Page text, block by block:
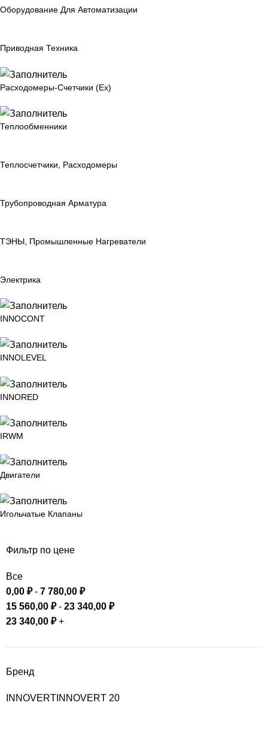
Оборудование Для Автоматизации
Приводная Техника
Расходомеры-Счетчики (Ex)
Теплообменники
Теплосчетчики, Расходомеры
Трубопроводная Арматура
ТЭНЫ, Промышленные Нагреватели
Электрика
INNOCONT
INNOLEVEL
INNORED
IRWM
Двигатели
Игольчатые Клапаны
Фильтр по цене
Все
0,00 ₽- 7 780,00 ₽
15 560,00 ₽- 23 340,00 ₽
23 340,00 ₽+
Бренд
INNOVERT INNOVERT 20